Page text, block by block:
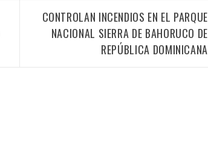
CONTROLAN INCENDIOS EN EL PARQUE
NACIONAL SIERRA DE BAHORUCO DE
REPÚBLICA DOMINICANA